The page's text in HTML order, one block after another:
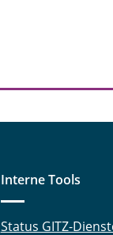
Interne Tools
Status GITZ-